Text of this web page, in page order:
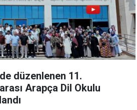
düzenlenen 11.
Arapça Dil Okulu